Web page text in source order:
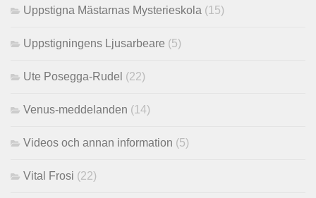
Uppstigna Mästarnas Mysterieskola (15)
Uppstigningens Ljusarbeare (5)
Ute Posegga-Rudel (22)
Venus-meddelanden (14)
Videos och annan information (5)
Vital Frosi (22)